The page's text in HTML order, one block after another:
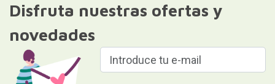
Disfruta nuestras ofertas y
novedades